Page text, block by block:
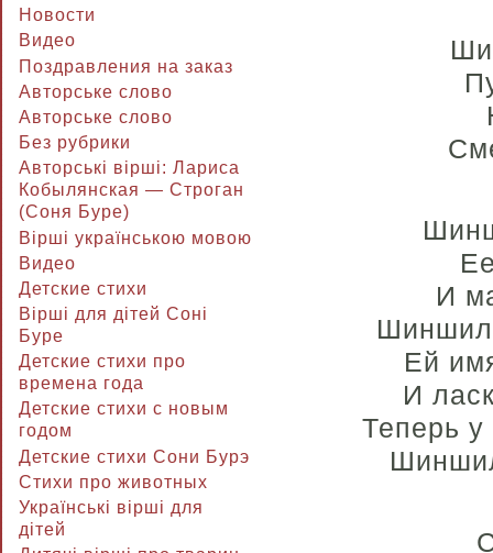
Новости
Видео
Поздравления на заказ
Авторське слово
Авторське слово
Без рубрики
Авторські вірші: Лариса
Кобылянская — Строган
(Соня Буре)
Вірші українською мовою
Видео
Детские стихи
Вірші для дітей Соні
Буре
Детские стихи про
времена года
Детские стихи с новым
годом
Детские стихи Сони Бурэ
Стихи про животных
Українські вірші для
дітей
И
Ей
И
Теперь